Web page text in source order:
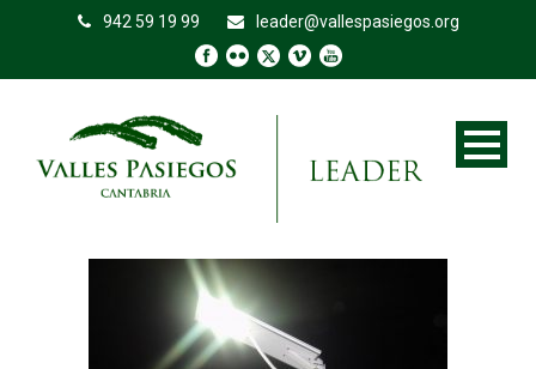
942 59 19 99 leader@vallespasiegos.org